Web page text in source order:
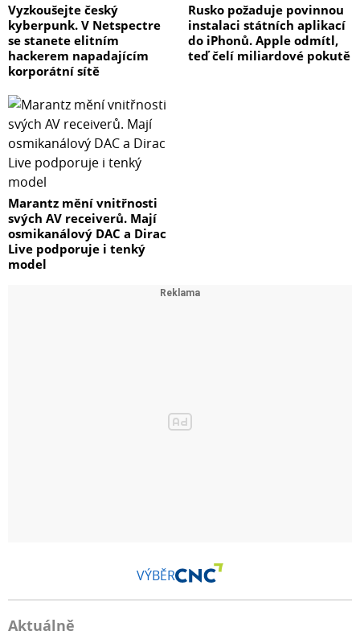
Vyzkoušejte český
kyberpunk. V Netspectre
se stanete elitním
hackerem napadajícím
korporátní sítě
Rusko požaduje povinnou
instalaci státních aplikací
do iPhonů. Apple odmítl,
teď čelí miliardové pokutě
Marantz mění vnitřnosti
svých AV receiverů. Mají
osmikanálový DAC a Dirac
Live podporuje i tenký
model
VÝBĚR
Aktuálně